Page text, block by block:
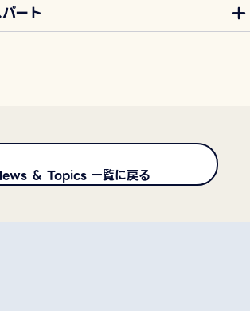
ート
＆ Topics 一覧に戻る